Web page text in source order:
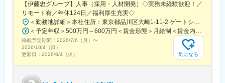
・手術立ち合い：5～6件程度／月 ただし、長時間の立ち合いはな
し
・夜間対応なし
※入社後は、製品知識・業界理解を深めるため、約3か月間の本社
研修を実施します。
◆部門構成および担当範囲
部長1名／中日本リージョンリーダー1名／Salesメンバー7名
【伊藤忠グループ】人事（採用・人材開発）◇実務未経験歓迎！／
リモート有／年休124日／福利厚生充実◇
＜勤務地詳細＞本社住所：東京都品川区大崎1-11-2 ゲートシティ大崎イーストタワー22Ｆ勤務地最寄駅：JR山手線／大崎駅受動喫煙対策：屋内全面禁煙変更の範囲：会社の定める事業所（リモートワーク含む）
＜予定年収＞500万円～600万円＜賃金形態＞月給制＜賃金内訳＞月額（基本給）：300,000円～350,000円＜月給＞300,000円～350,000円＜昇給有無＞有＜残業手当＞有＜給与補足＞上記年収は、あくまで目安であり、前職・経験を考慮し検討させて頂きます。■昇給：あり■賞与：あり※会社業績と個人業績に応じて算定されます。賃金はあくまでも目安の金額であり、選考を通じて上下する可能性があります。月給(月額)は固定手当を含めた表記です。
掲載予定期間： 2026/7/6（月） 〜
2026/10/4（日）
更新日： 2026/8/4（火） 気になる